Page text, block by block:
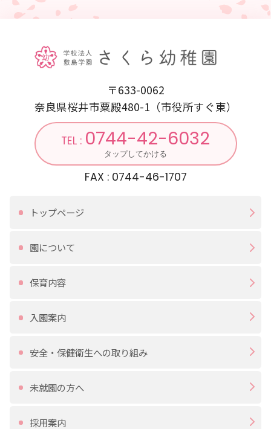
〒633-0062
奈良県桜井市粟殿480-1（市役所すぐ東）
TEL : 0744-42-6032
タップしてかける
FAX : 0744-46-1707
トップページ
園について
保育内容
入園案内
安全・保健衛生への取り組み
未就園の方へ
採用案内